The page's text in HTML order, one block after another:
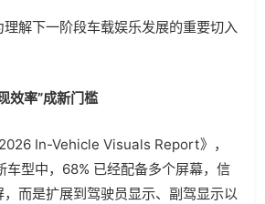
解下一阶段车载娱乐发展的重要切入
效率”成新门槛
In-Vehicle Visuals Report》，
车型中，68% 已经配备多个屏幕，信
而是扩展到驾驶员显示、副驾显示以